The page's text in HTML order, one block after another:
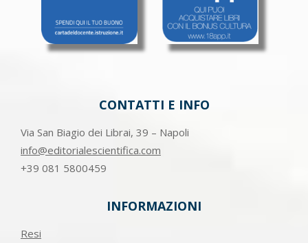
CONTATTI E INFO
Via San Biagio dei Librai, 39 – Napoli
info@editorialescientifica.com
+39 081 5800459
INFORMAZIONI
Resi